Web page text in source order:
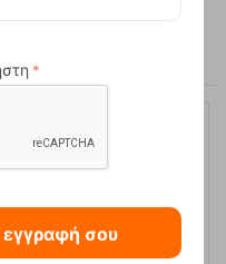
εγγραφή σου